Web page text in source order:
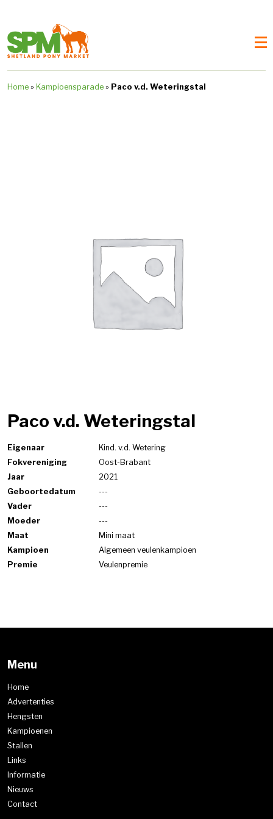
Home » Kampioensparade » Paco v.d. Weteringstal
Paco v.d. Weteringstal
Eigenaar
Kind. v.d. Wetering
Fokvereniging
Oost-Brabant
Jaar
2021
Geboortedatum
---
Vader
---
Moeder
---
Maat
Mini maat
Kampioen
Algemeen veulenkampioen
Premie
Veulenpremie
Menu
Home
Advertenties
Hengsten
Kampioenen
Stallen
Links
Informatie
Nieuws
Contact